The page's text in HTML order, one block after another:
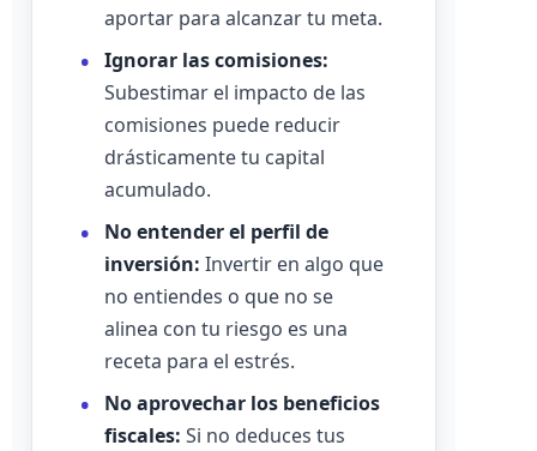
aportar para alcanzar tu meta.
Ignorar las comisiones:
Subestimar el impacto de las
comisiones puede reducir
drásticamente tu capital
acumulado.
No entender el perfil de
inversión: Invertir en algo que
no entiendes o que no se
alinea con tu riesgo es una
receta para el estrés.
No aprovechar los beneficios
fiscales: Si no deduces tus